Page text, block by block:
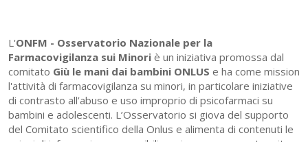
L'ONFM - Osservatorio Nazionale per la
Farmacovigilanza sui Minori è un iniziativa promossa dal
comitato Giù le mani dai bambini ONLUS e ha come mission
l'attività di farmacovigilanza su minori, in particolare iniziative
di contrasto all’abuso e uso improprio di psicofarmaci su
bambini e adolescenti. L’Osservatorio si giova del supporto
del Comitato scientifico della Onlus e alimenta di contenuti le